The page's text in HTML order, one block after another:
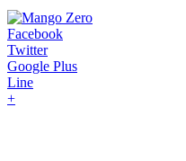
Facebook
Twitter
Google Plus
Line
+